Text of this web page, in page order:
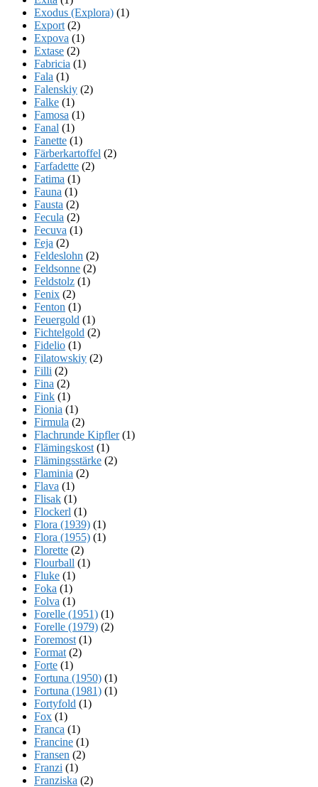
Exodus (Explora) (1)
Export (2)
Expova (1)
Extase (2)
Fabricia (1)
Fala (1)
Falenskiy (2)
Falke (1)
Famosa (1)
Fanal (1)
Fanette (1)
Färberkartoffel (2)
Farfadette (2)
Fatima (1)
Fauna (1)
Fausta (2)
Fecula (2)
Fecuva (1)
Feja (2)
Feldeslohn (2)
Feldsonne (2)
Feldstolz (1)
Fenix (2)
Fenton (1)
Feuergold (1)
Fichtelgold (2)
Fidelio (1)
Filatowskiy (2)
Filli (2)
Fina (2)
Fink (1)
Fionia (1)
Firmula (2)
Flachrunde Kipfler(1)
Flämingskost (1)
Flämingsstärke (2)
Flaminia (2)
Flava (1)
Flisak (1)
Flockerl (1)
Flora (1939) (1)
Flora (1955) (1)
Florette (2)
Flourball (1)
Fluke (1)
Foka (1)
Folva (1)
Forelle (1951) (1)
Forelle (1979) (2)
Foremost (1)
Format (2)
Forte (1)
Fortuna (1950) (1)
Fortuna (1981) (1)
Fortyfold (1)
Fox (1)
Franca (1)
Francine (1)
Fransen (2)
Franzi (1)
Franziska (2)